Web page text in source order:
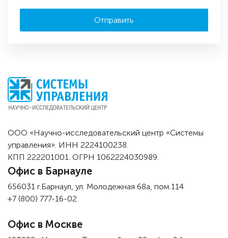
ООО «Научно-исследовательский центр «Системы
управления». ИНН 2224100238.
КПП 222201001. ОГРН 1062224030989.
Офис в Барнауле
656031 г.Барнаул, ул. Молодежная 68а, пом.114
+7 (800) 777-16-02
Офис в Москве